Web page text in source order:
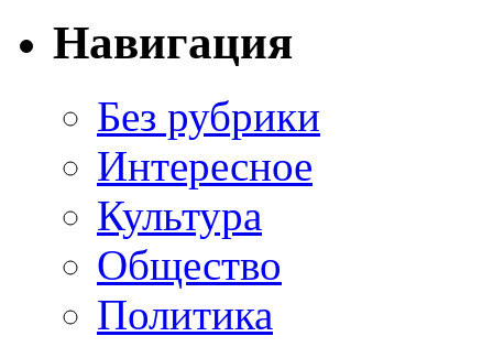
Навигация
Без рубрики
Интересное
Культура
Общество
Политика